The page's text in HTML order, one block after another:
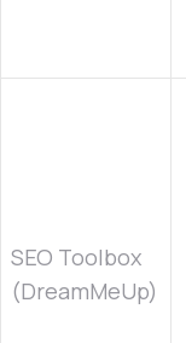
SEO Toolbox
(DreamMeUp)